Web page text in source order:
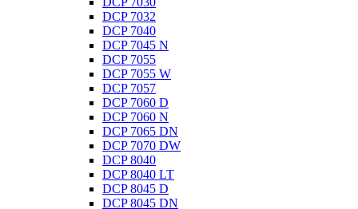
DCP 7032
DCP 7040
DCP 7045 N
DCP 7055
DCP 7055 W
DCP 7057
DCP 7060 D
DCP 7060 N
DCP 7065 DN
DCP 7070 DW
DCP 8040
DCP 8040 LT
DCP 8045 D
DCP 8045 DN